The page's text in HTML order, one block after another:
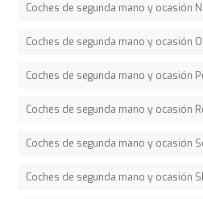
Coches de segunda mano y ocasión
Coches de segunda mano y ocasión
Coches de segunda mano y ocasión
Coches de segunda mano y ocasión
Coches de segunda mano y ocasión
Coches de segunda mano y ocasión